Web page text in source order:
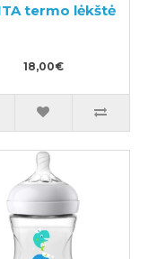
termo lėkštė
18,00€